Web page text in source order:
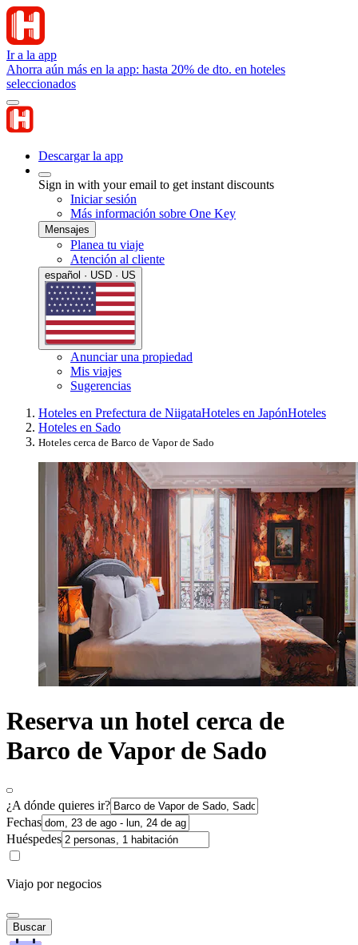
Ir a la app
Ahorra aún más en la app: hasta 20% de dto. en hoteles
seleccionados
Descargar la app
Sign in with your email to get instant discounts
Iniciar sesión
Más información sobre One Key
Mensajes
Planea tu viaje
Atención al cliente
español · USD · US
Anunciar una propiedad
Mis viajes
Sugerencias
Hoteles en Prefectura de NiigataHoteles en JapónHoteles
Hoteles en Sado
Hoteles cerca de Barco de Vapor de Sado
Reserva un hotel cerca de
Barco de Vapor de Sado
¿A dónde quieres ir?
Fechas
Huéspedes
Viajo por negocios
Buscar